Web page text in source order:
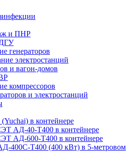
и ПНР
генераторов
электростанций
и вагон-домов
компрессоров
и электростанций
в контейнере
АД-40-Т400 в контейнере
АД-600-Т400 в контейнере
400С-Т400 (400 кВт) в 5-метровом